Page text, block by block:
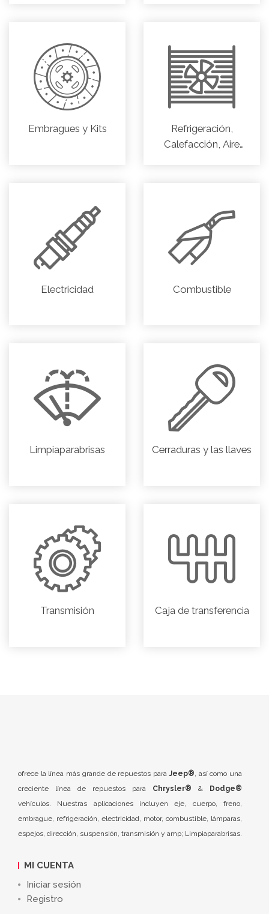
Embragues y Kits
Refrigeración,
Calefacción, Aire
Electricidad Combustible
Limpiaparabrisas Cerraduras y las llaves
Transmisión Caja de transferencia
ofrece la línea más grande de repuestos para Jeep® , así como una
creciente línea de repuestos para Chrysler® & Dodge®
vehículos. Nuestras aplicaciones incluyen eje, cuerpo, freno,
embrague, refrigeración, electricidad, motor, combustible, lámparas,
espejos, dirección, suspensión, transmisión y amp; Limpiaparabrisas.
MI CUENTA
Iniciar sesión
Registro